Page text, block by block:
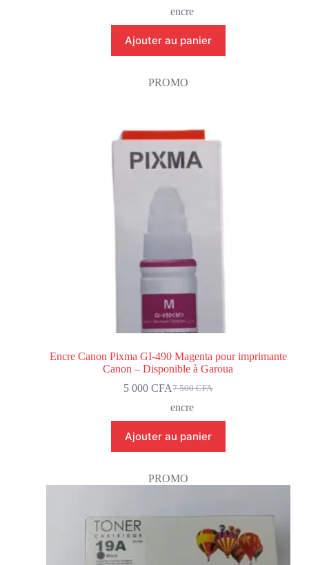
encre
Ajouter au panier
PROMO
Encre Canon Pixma GI-490 Magenta pour imprimante
Canon – Disponible à Garoua
7 500CFA
5 000CFA
encre
Ajouter au panier
PROMO